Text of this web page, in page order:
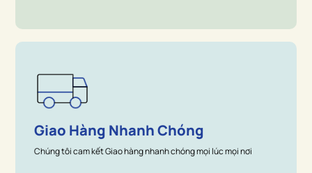
Giao Hàng Nhanh Chóng
Chúng tôi cam kết Giao hàng nhanh chóng mọi lúc mọi nơi